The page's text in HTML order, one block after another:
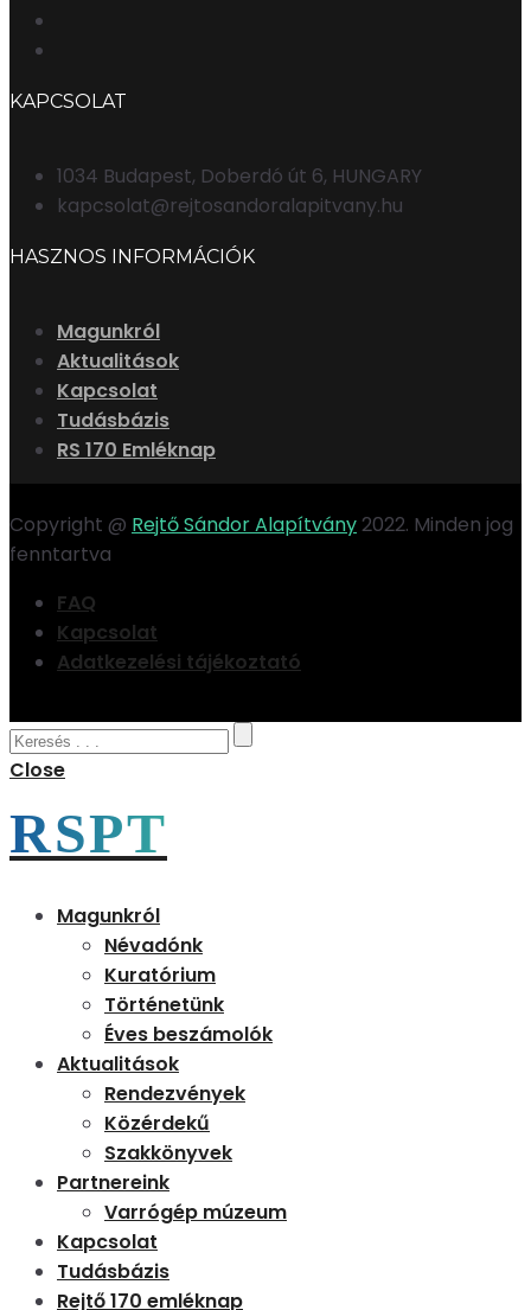
KAPCSOLAT
1034 Budapest, Doberdó út 6, HUNGARY
kapcsolat@rejtosandoralapitvany.hu
HASZNOS INFORMÁCIÓK
Magunkról
Aktualitások
Kapcsolat
Tudásbázis
RS 170 Emléknap
Copyright @ Rejtő Sándor Alapítvány2022. Minden jog
fenntartva
FAQ
Kapcsolat
Adatkezelési tájékoztató
Close
RSPT
Magunkról
Névadónk
Kuratórium
Történetünk
Éves beszámolók
Aktualitások
Rendezvények
Közérdekű
Szakkönyvek
Partnereink
Varrógép múzeum
Kapcsolat
Tudásbázis
Rejtő 170 emléknap